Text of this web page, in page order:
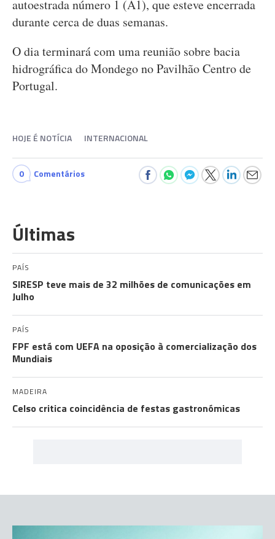
autoestrada número 1 (A1), que esteve encerrada
durante cerca de duas semanas.
O dia terminará com uma reunião sobre bacia
hidrográfica do Mondego no Pavilhão Centro de
Portugal.
HOJE É NOTÍCIA INTERNACIONAL
0 Comentários
Últimas
PAÍS
SIRESP teve mais de 32 milhões de comunicações em
Julho
PAÍS
FPF está com UEFA na oposição à comercialização dos
Mundiais
MADEIRA
Celso critica coincidência de festas gastronómicas